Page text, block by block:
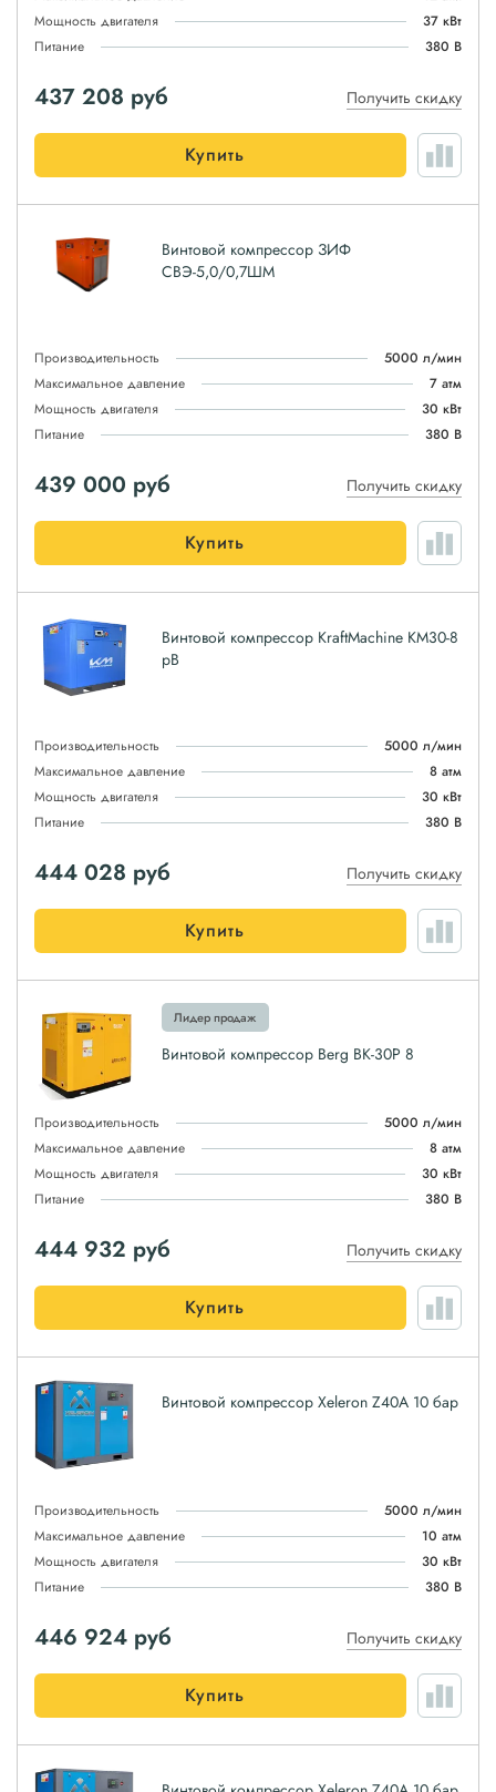
Мощность двигателя
37 кВт
Питание
380 В
437 208 руб Получить скидку
Купить
Винтовой компрессор ЗИФ
СВЭ-5,0/0,7ШМ
Производительность
5000 л/мин
Максимальное давление
7 атм
Мощность двигателя
30 кВт
Питание
380 В
439 000 руб Получить скидку
Купить
Винтовой компрессор KraftMachine KM30-8
рВ
Производительность
5000 л/мин
Максимальное давление
8 атм
Мощность двигателя
30 кВт
Питание
380 В
444 028 руб Получить скидку
Купить
Лидер продаж
Винтовой компрессор Berg ВК-30Р 8
Производительность
5000 л/мин
Максимальное давление
8 атм
Мощность двигателя
30 кВт
Питание
380 В
444 932 руб Получить скидку
Купить
Винтовой компрессор Xeleron Z40A 10 бар
Производительность
5000 л/мин
Максимальное давление
10 атм
Мощность двигателя
30 кВт
Питание
380 В
446 924 руб Получить скидку
Купить